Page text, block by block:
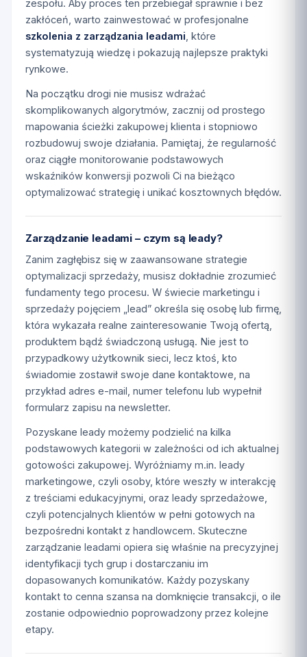
zespołu. Aby proces ten przebiegał sprawnie i bez
zakłóceń, warto zainwestować w profesjonalne
szkolenia z zarządzania leadami , które
systematyzują wiedzę i pokazują najlepsze praktyki
rynkowe.
Na początku drogi nie musisz wdrażać
skomplikowanych algorytmów, zacznij od prostego
mapowania ścieżki zakupowej klienta i stopniowo
rozbudowuj swoje działania. Pamiętaj, że regularność
oraz ciągłe monitorowanie podstawowych
wskaźników konwersji pozwoli Ci na bieżąco
optymalizować strategię i unikać kosztownych błędów.
Zarządzanie leadami – czym są leady?
Zanim zagłębisz się w zaawansowane strategie
optymalizacji sprzedaży, musisz dokładnie zrozumieć
fundamenty tego procesu. W świecie marketingu i
sprzedaży pojęciem „lead” określa się osobę lub firmę,
która wykazała realne zainteresowanie Twoją ofertą,
produktem bądź świadczoną usługą. Nie jest to
przypadkowy użytkownik sieci, lecz ktoś, kto
świadomie zostawił swoje dane kontaktowe, na
przykład adres e-mail, numer telefonu lub wypełnił
formularz zapisu na newsletter.
Pozyskane leady możemy podzielić na kilka
podstawowych kategorii w zależności od ich aktualnej
gotowości zakupowej. Wyróżniamy m.in. leady
marketingowe, czyli osoby, które weszły w interakcję
z treściami edukacyjnymi, oraz leady sprzedażowe,
czyli potencjalnych klientów w pełni gotowych na
bezpośredni kontakt z handlowcem. Skuteczne
zarządzanie leadami opiera się właśnie na precyzyjnej
identyfikacji tych grup i dostarczaniu im
dopasowanych komunikatów. Każdy pozyskany
kontakt to cenna szansa na domknięcie transakcji, o ile
zostanie odpowiednio poprowadzony przez kolejne
etapy.